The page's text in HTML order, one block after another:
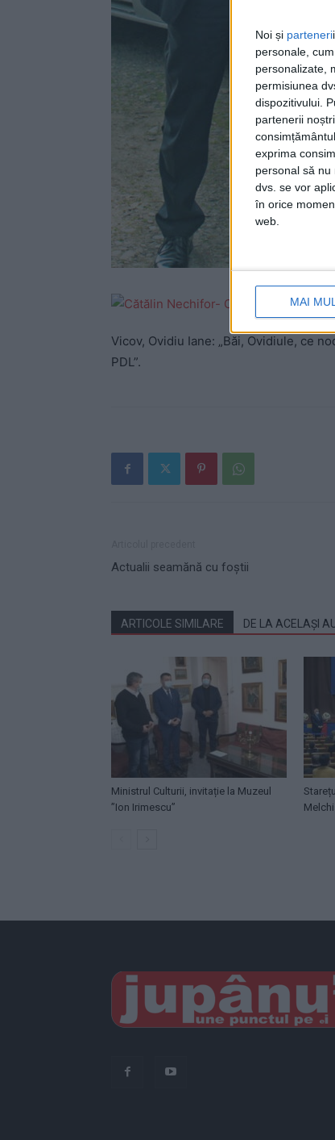
Noi și parteneri
personale,
personalizate,
permisiunea
dispozitivului.
partenerii
exprima
personal să
dvs. se vor
în orice
web.
MAI
Vicov, Ovidiu Iane: „Băi, Ovidiule, ce
PDL”.
Actualii seamănă cu foştii
ARTICOLE SIMILARE DE LA ACELAȘI
Ministrul Culturii, invitație la Muzeul
”Ion Irimescu”